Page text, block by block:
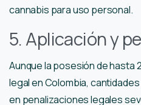
cannabis para uso personal.
5. Aplicación y
Aunque la posesión de hasta
legal en Colombia,
en penalizaciones legales